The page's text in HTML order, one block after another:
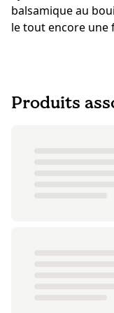
balsamique au
le tout encore une
Produits